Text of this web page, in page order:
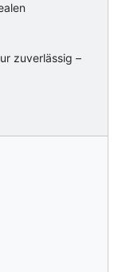
zuverlässig –